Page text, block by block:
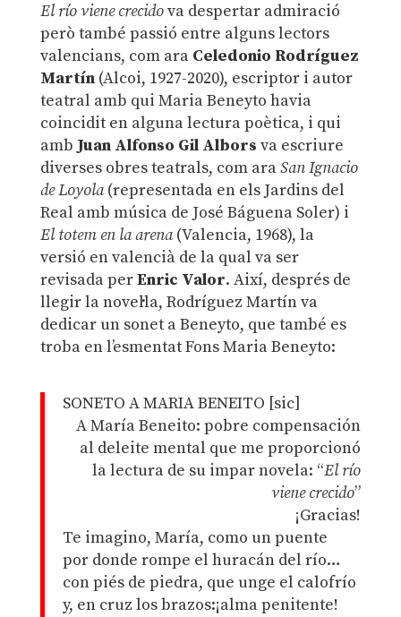
El río viene crecidova despertar admiració
però també passió entre alguns lectors
valencians, com ara Celedonio Rodríguez
Martín(Alcoi, 1927-2020), escriptor i autor
teatral amb qui Maria Beneyto havia
coincidit en alguna lectura poètica, i qui
amb Juan Alfonso Gil Albors va escriure
diverses obres teatrals, com araSan Ignacio
de Loyola(representada en els Jardins del
Real amb música de José Báguena Soler) i
El totem en la arena(Valencia, 1968), la
versió en valencià de la qual va ser
revisada perEnric Valor. Així, després de
llegir la novel·la, Rodríguez Martín va
dedicar un sonet a Beneyto, que també es
troba en l’esmentat Fons Maria Beneyto:
SONETO A MARIA BENEITO [sic]
A María Beneito: pobre compensación
al deleite mental que me proporcionó
la lectura de su impar novela: “El río
viene crecido”
¡Gracias!
Te imagino, María, como un puente
por donde rompe el huracán del río…
con piés de piedra, que unge el calofrío
y, en cruz los brazos:¡alma penitente!